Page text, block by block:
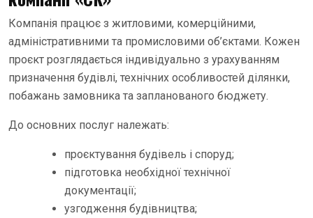
Компанія працює з житловими, комерційними,
адміністративними та промисловими об’єктами. Кожен
проєкт розглядається індивідуально з урахуванням
призначення будівлі, технічних особливостей ділянки,
побажань замовника та запланованого бюджету.
До основних послуг належать:
проєктування будівель і споруд;
підготовка необхідної технічної
документації;
узгодження будівництва;